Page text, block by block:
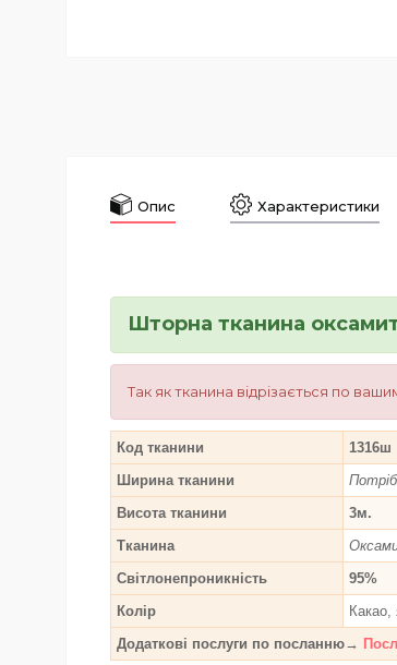
Опис Характеристики
Шторна тканина
Так як тканина відрізається по
Код тканини
1316ш
Ширина тканини
Висота тканини
3м.
Тканина
Світлонепроникність
95%
Колір
Додаткові послуги по посланню→